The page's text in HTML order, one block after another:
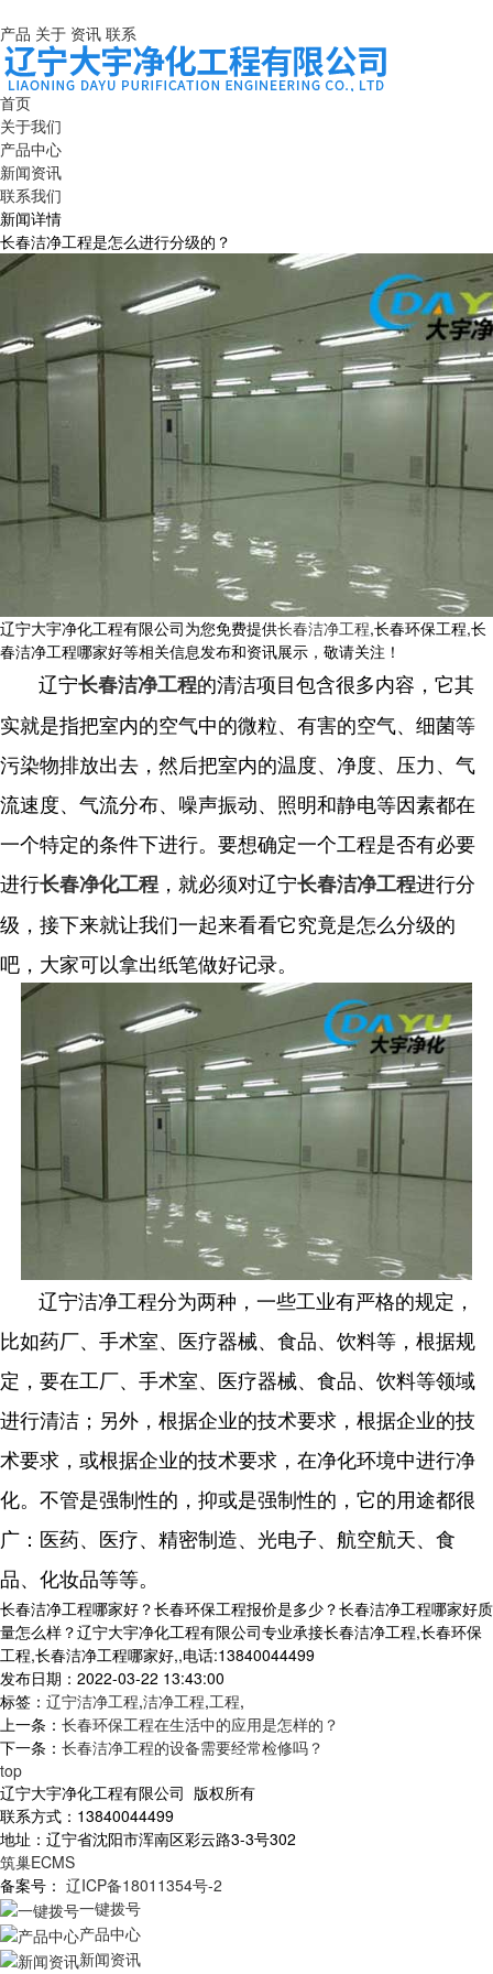
产品 关于 资讯 联系
首页
关于我们
产品中心
新闻资讯
联系我们
新闻详情
长春洁净工程是怎么进行分级的？
辽宁大宇净化工程有限公司为您免费提供长春洁净工程,长春环保工程,长
春洁净工程哪家好等相关信息发布和资讯展示，敬请关注！
辽宁长春洁净工程的清洁项目包含很多内容，它其
实就是指把室内的空气中的微粒、有害的空气、细菌等
污染物排放出去，然后把室内的温度、净度、压力、气
流速度、气流分布、噪声振动、照明和静电等因素都在
一个特定的条件下进行。要想确定一个工程是否有必要
进行长春净化工程 ，就必须对辽宁长春洁净工程进行分
级，接下来就让我们一起来看看它究竟是怎么分级的
吧，大家可以拿出纸笔做好记录。
辽宁洁净工程分为两种，一些工业有严格的规定，
比如药厂、手术室、医疗器械、食品、饮料等，根据规
定，要在工厂、手术室、医疗器械、食品、饮料等领域
进行清洁；另外，根据企业的技术要求，根据企业的技
术要求，或根据企业的技术要求，在净化环境中进行净
化。不管是强制性的，抑或是强制性的，它的用途都很
广：医药、医疗、精密制造、光电子、航空航天、食
品、化妆品等等。
长春洁净工程哪家好？长春环保工程报价是多少？长春洁净工程哪家好质
量怎么样？辽宁大宇净化工程有限公司专业承接长春洁净工程,长春环保
工程,长春洁净工程哪家好,,电话:13840044499
发布日期：2022-03-22 13:43:00
标签： 辽宁洁净工程,洁净工程,工程,
上一条： 长春环保工程在生活中的应用是怎样的？
下一条： 长春洁净工程的设备需要经常检修吗？
top
辽宁大宇净化工程有限公司 版权所有
联系方式：13840044499
地址：辽宁省沈阳市浑南区彩云路3-3号302
筑巢ECMS
备案号： 辽ICP备18011354号-2
一键拨号
产品中心
新闻资讯